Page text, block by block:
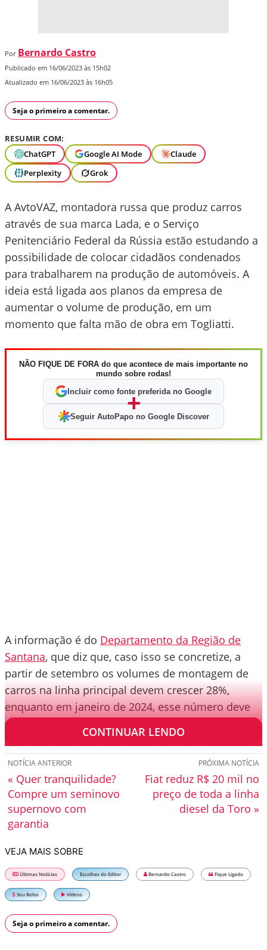
Por Bernardo Castro
Publicado em 16/06/2023 às 15h02
Atualizado em 16/06/2023 às 16h05
Seja o primeiro a comentar.
RESUMIR COM:
ChatGPT
Google AI Mode
Claude
Perplexity
Grok
A AvtoVAZ, montadora russa que produz carros
através de sua marca Lada, e o Serviço
Penitenciário Federal da Rússia estão estudando a
possibilidade de colocar cidadãos condenados
para trabalharem na produção de automóveis. A
ideia está ligada aos planos da empresa de
aumentar o volume de produção, em um
momento que falta mão de obra em Togliatti.
NÃO FIQUE DE FORA do que acontece de mais importante no
mundo sobre rodas!
Incluir como fonte preferida no Google
+
Seguir AutoPapo no Google Discover
A informação é do Departamento da Região de
Santana, que diz que, caso isso se concretize, a
partir de setembro os volumes de montagem de
carros na linha principal devem crescer 28%,
enquanto em janeiro de 2024, esse número deve
subir para 40%.
CONTINUAR LENDO
PRÓXIMA NOTÍCIA
Fiat reduz R$ 20 mil no
preço de toda a linha
diesel da Toro »
NOTÍCIA ANTERIOR
« Quer tranquilidade?
Compre um seminovo
supernovo com
garantia
VEJA MAIS SOBRE
Últimas Notícias Escolhas do Editor Bernardo Castro Fique Ligado
Seu Bolso Vídeos
Seja o primeiro a comentar.